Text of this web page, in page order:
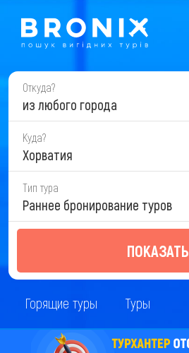
Откуда?
из любого города
Куда?
Хорватия
Тип тура
Раннее бронирование туров
ПОКАЗАТЬ
Горящие туры Туры